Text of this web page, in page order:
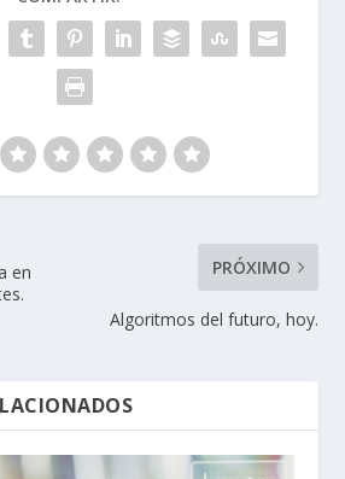
en
PRÓXIMO
Algoritmos del futuro, hoy.